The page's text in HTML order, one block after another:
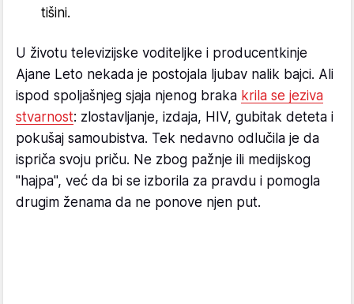
tišini.
U životu televizijske voditeljke i producentkinje
Ajane Leto nekada je postojala ljubav nalik bajci. Ali
ispod spoljašnjeg sjaja njenog braka krila se jeziva
stvarnost: zlostavljanje, izdaja, HIV, gubitak deteta i
pokušaj samoubistva. Tek nedavno odlučila je da
ispriča svoju priču. Ne zbog pažnje ili medijskog
"hajpa", već da bi se izborila za pravdu i pomogla
drugim ženama da ne ponove njen put.